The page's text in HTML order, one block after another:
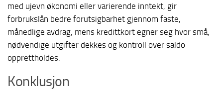
med ujevn økonomi eller varierende inntekt, gir
forbrukslån bedre forutsigbarhet gjennom faste,
månedlige avdrag, mens kredittkort egner seg hvor små,
nødvendige utgifter dekkes og kontroll over saldo
opprettholdes.
Konklusjon